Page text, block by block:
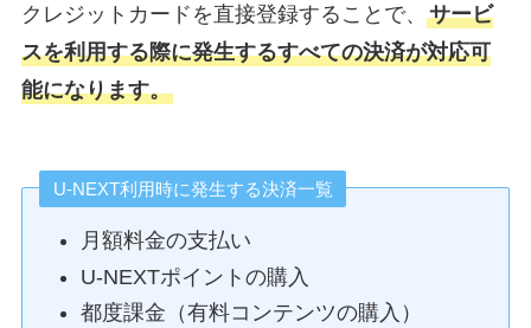
クレジットカードを直接登録することで、 サービ
スを利用する際に発生するすべての決済が対応可
能になります。
U-NEXT利用時に発生する決済一覧
月額料金の支払い
U-NEXTポイントの購入
都度課金（有料コンテンツの購入）